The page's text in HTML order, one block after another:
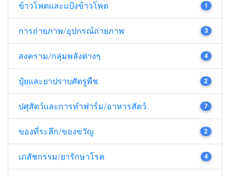
ข้าวโพดและแป้งข้าวโพด 1
การถ่ายภาพ/อุปกรณ์ถ่ายภาพ 3
สงคราม/กลุ่มพลังต่างๆ 4
ปุ๋ยและยาปราบศัตรูพืช 2
ปศุสัตว์และการทำฟาร์ม/อาหารสัตว์ 7
ของที่ระลึก/ของขวัญ 2
เภสัชกรรม/ยารักษาโรค 4